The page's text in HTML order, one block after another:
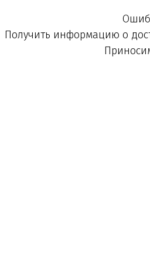
Получить информацию о